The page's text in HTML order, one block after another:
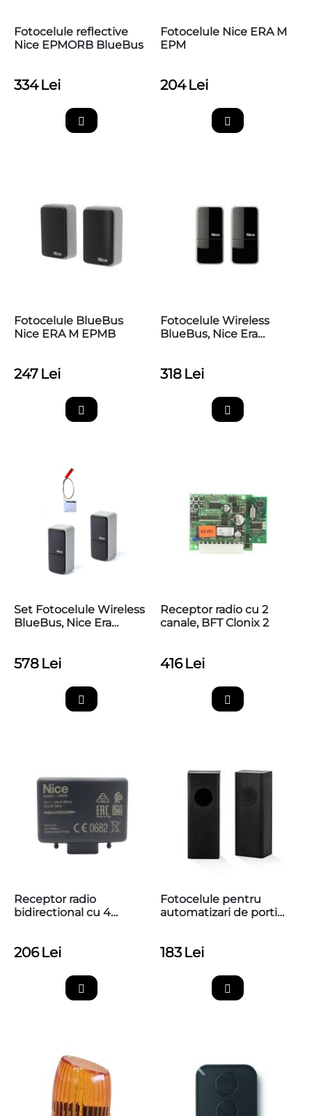
Fotocelule reflective
Nice EPMORB BlueBus
334 Lei
Fotocelule Nice ERA M
EPM
204 Lei
Fotocelule BlueBus
Nice ERA M EPMB
247 Lei
Fotocelule Wireless
BlueBus, Nice Era
318 Lei
Set Fotocelule Wireless
BlueBus, Nice Era
578 Lei
Receptor radio cu 2
canale, BFT Clonix 2
416 Lei
Receptor radio
bidirectional cu 4
206 Lei
Fotocelule pentru
automatizari de porti
183 Lei